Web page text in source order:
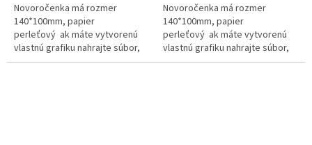
Novoročenka má rozmer
140*100mm, papier
perleťový ak máte vytvorenú
vlastnú grafiku nahrajte súbor,
alebo ho pošlite mailom.
Novoročenka má rozmer
140*100mm, papier
perleťový ak máte vytvorenú
vlastnú grafiku nahrajte súbor,
alebo ho pošlite mailom.